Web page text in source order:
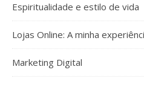
Espiritualidade e estilo de vida
Lojas Online: A minha
Marketing Digital